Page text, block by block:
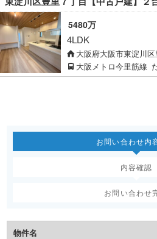
5480万
4LDK
大阪府大阪市東淀川
大阪メトロ今里筋線
お問い合わせ内
内容確認
お問い合わせ
物件名